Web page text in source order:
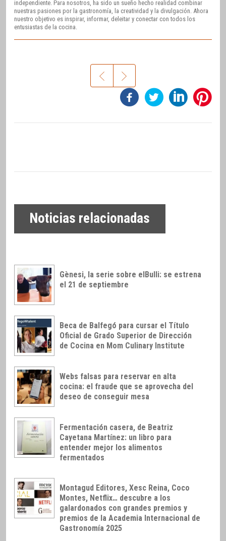
independiente. Para nosotros, ha sido un sueño hecho realidad combinar
nuestras pasiones por la gastronomía, la creatividad y la divulgación. Ahora
nuestro objetivo es inspirar, informar, deleitar y conectar con todos los
entusiastas de la cocina.
Noticias relacionadas
Gènesi, la serie sobre elBulli: se estrena
el 21 de septiembre
Beca de Balfegó para cursar el Título
Oficial de Grado Superior de Dirección
de Cocina en Mom Culinary Institute
Webs falsas para reservar en alta
cocina: el fraude que se aprovecha del
deseo de conseguir mesa
Fermentación casera, de Beatriz
Cayetana Martínez: un libro para
entender mejor los alimentos
fermentados
Montagud Editores, Xesc Reina, Coco
Montes, Netflix… descubre a los
galardonados con grandes premios y
premios de la Academia Internacional de
Gastronomía 2025